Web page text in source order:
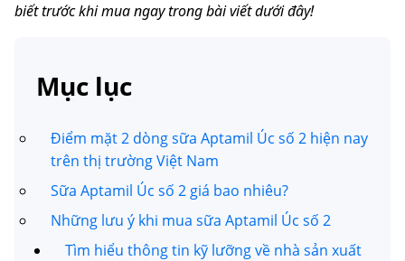
biết trước khi mua ngay trong bài viết dưới đây!
Mục lục
Điểm mặt 2 dòng sữa Aptamil Úc số 2 hiện nay
trên thị trường Việt Nam
Sữa Aptamil Úc số 2 giá bao nhiêu?
Những lưu ý khi mua sữa Aptamil Úc số 2
Tìm hiểu thông tin kỹ lưỡng về nhà sản xuất